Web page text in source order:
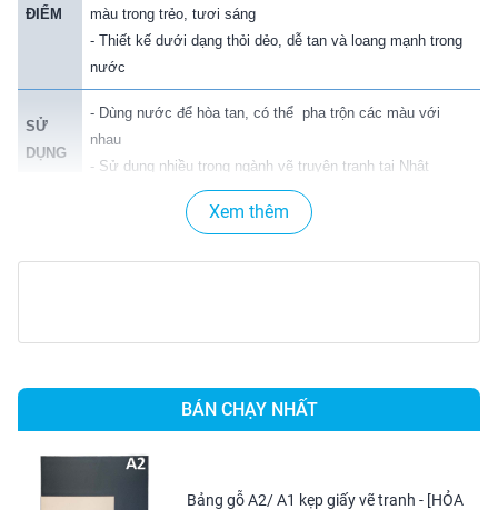
ĐIỂM
màu trong trẻo, tươi sáng
- Thiết kế dưới dạng thỏi dẻo, dễ tan và loang mạnh trong
nước
SỬ
DỤNG
- Dùng nước để hòa tan, có thể pha trộn các màu với
nhau
- Sử dụng nhiều trong ngành vẽ truyện tranh tại Nhật
Tránh nắng làm khô, nứt màu.
- Nên sử dụng khay pha trong quá trình vẽ.
GIỚI
khuyến khích mọi người làm theo trí tưởng tượng của
mình, hãng đã cho ra đời những sản phẩm phục vụ cho sự
nghiệp hay chỉ đơn giản là cần có niềm đam mê. Hiện
nay, Mont Marte đã có mặt ở hơn 75 quốc gia và khu vực
Xem thêm
BÁN CHẠY NHẤT
Bảng gỗ A2/ A1 kẹp giấy vẽ tranh - [HỎA